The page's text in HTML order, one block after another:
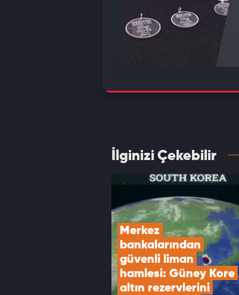
İlginizi Çekebilir
Merkez
bankalarından
güvenli liman
hamlesi: Güney Kore
altın rezervlerini